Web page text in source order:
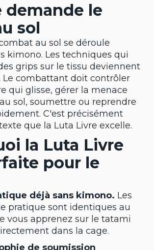
demande le
sol
au sol se déroule
kimono. Les techniques qui
grips sur le tissu deviennent
Le combattant doit contrôler
qui glisse, gérer la menace
sol, soumettre ou reprendre
C'est précisément
que la Luta Livre excelle.
la Luta Livre
pour le
déjà sans kimono. Les
pratique sont identiques au
vous apprenez sur le tatami
dans la cage.
de soumission